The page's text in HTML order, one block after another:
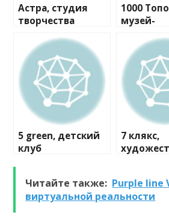
Астра, студия
творчества
1000
музей-
5 green, детский
клуб
7 клякс,
Читайте также: Purple line
виртуальной реальности